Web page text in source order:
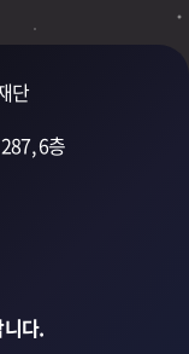
단
6층
다.